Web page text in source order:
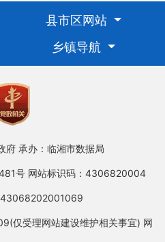
县市区网站
乡镇导航
府 承办：临湘市数据局
号 网站标识码：4306820004
43068202001069
仅受理网站建设维护相关事宜) 网